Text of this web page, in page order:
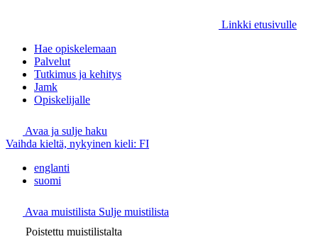
Linkki etusivulle
Hae opiskelemaan
Palvelut
Tutkimus ja kehitys
Jamk
Opiskelijalle
Avaa ja sulje haku
Vaihda kieltä, nykyinen kieli: FI
englanti
suomi
Avaa muistilista Sulje muistilista
Poistettu muistilistalta